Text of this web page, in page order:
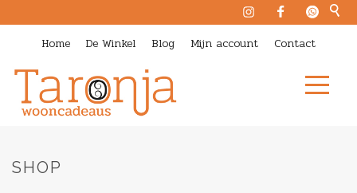
Home De Winkel Blog Mijn account Contact
SHOP